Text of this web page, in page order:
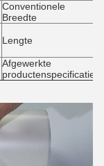
Conventionele
Breedte
Lengte
Afgewerkte
productenspecificatie